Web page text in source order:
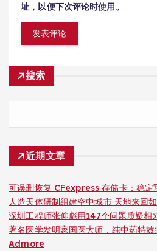
址，以便下次评论时使用。
搜索
近期文章
可误删恢复 CFexpress 存储卡：稳定
人造天体研制组建空中城市 天地来回如
深圳工程师张仰彪用147个问题质疑相
著名医学发明家国医大师，纯中药特
Admore